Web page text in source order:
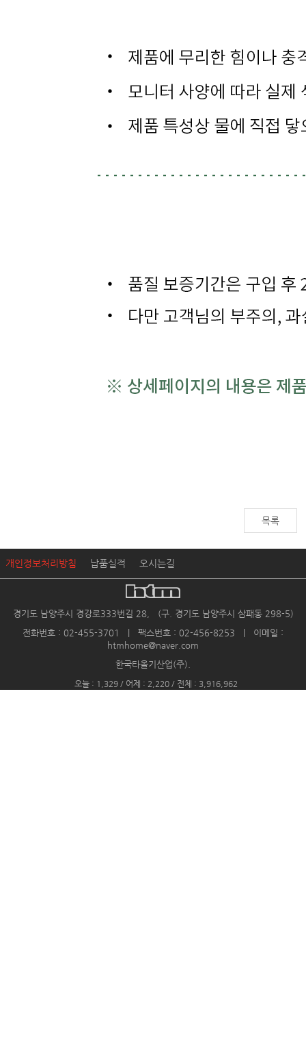
목록
개인정보처리방침 납품실적 오시는길
경기도 남양주시 경강로333번길 28, (구. 경기도 남양주시 삼패동 298-5)
전화번호 : 02-455-3701 | 팩스번호 : 02-456-8253 | 이메일 :
htmhome@naver.com
한국타올기산업(주).
오늘 : 1,329 / 어제 : 2,220 / 전체 : 3,916,962